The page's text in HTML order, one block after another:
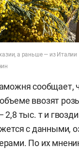
а раньше — из Италии
сообщает,
ввозят
тыс. т и
с данными,
По их